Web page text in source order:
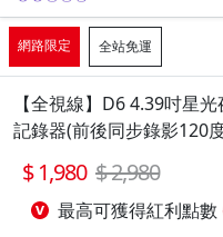
網路限定 全站免運
【全視線】D6 4.39吋星
記錄器(前後同步錄影120
1,980 2,980
最高可獲得紅利點數